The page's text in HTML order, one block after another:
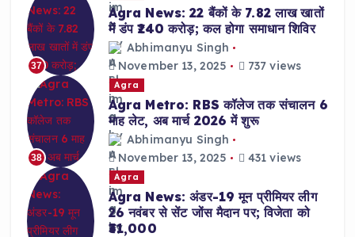
37
Agra News: 22 बैंकों के 7.82 लाख खातों
में डंप ₹240 करोड़; कल होगा समाधान शिविर
Abhimanyu Singh
November 13, 2025
737 views
38
Agra
Agra Metro: RBS कॉलेज तक संचालन 6
माह लेट, अब मार्च 2026 में शुरू
Abhimanyu Singh
November 13, 2025
431 views
Agra
Agra News: अंडर-19 मून प्रीमियर लीग
26 नवंबर से सेंट जोंस मैदान पर; विजेता को
₹31,000